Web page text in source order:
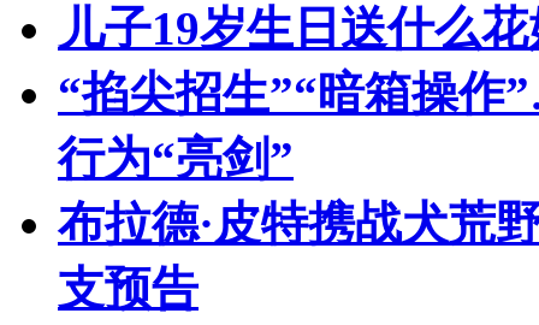
儿子19岁生日送什么
“掐尖招生”“暗箱操
行为“亮剑”
布拉德·皮特携战犬荒
支预告